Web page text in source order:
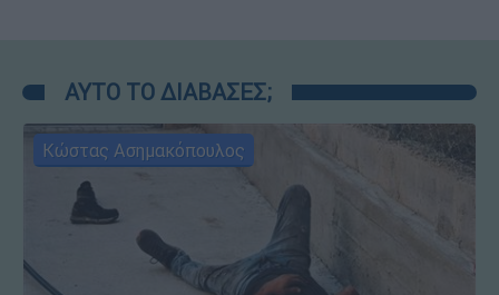
ΑΥΤΟ ΤΟ ΔΙΑΒΑΣΕΣ;
Κώστας Ασημακόπουλος